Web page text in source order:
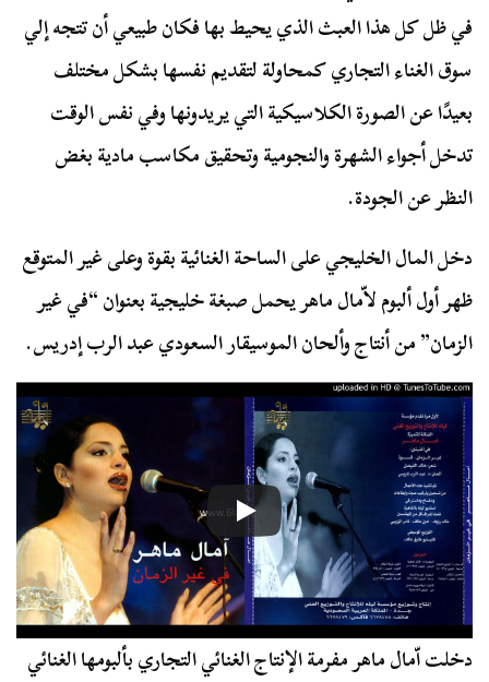
في ظل كل هذا العبث الذي يحيط بها فكان طبيعي أن تتجه إلي
سوق الغناء التجاري كمحاولة لتقديم نفسها بشكل مختلف
بعيدًا عن الصورة الكلاسيكية التي يريدونها وفي نفس الوقت
تدخل أجواء الشهرة والنجومية وتحقيق مكاسب مادية بغض
النظر عن الجودة.
دخل المال الخليجي على الساحة الغنائية بقوة وعلى غير المتوقع
ظهر أول ألبوم لاّمال ماهر يحمل صبغة خليجية بعنوان “في غير
الزمان” من أنتاج وألحان الموسيقار السعودي عبد الرب إدريس.
دخلت اّمال ماهر مفرمة الإنتاج الغنائي التجاري بألبومها الغنائي